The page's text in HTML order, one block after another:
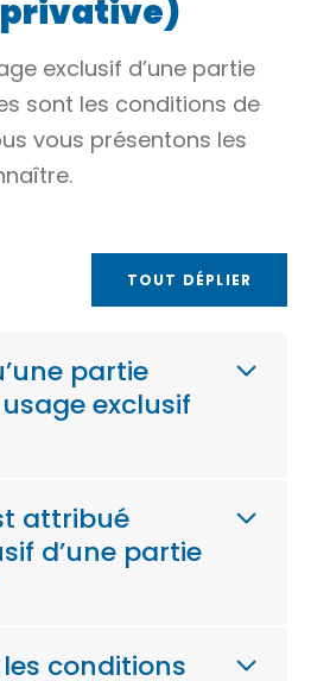
exclusif d’une partie
sont les conditions de
vous présentons les
TOUT DÉPLIER
partie
exclusif
attribué
d’une partie
conditions